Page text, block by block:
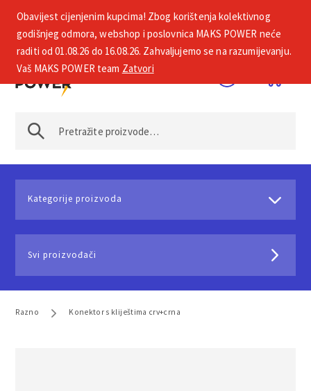
+385 1 2002 575
Kategorije proizvoda
Svi proizvođači
Razno Konektor s kliještima crv+crna
Obavijest cijenjenim kupcima! Zbog korištenja kolektivnog
godišnjeg odmora, webshop i poslovnica MAKS POWER neće
raditi od 01.08.26 do 16.08.26. Zahvaljujemo se na razumijevanju.
Vaš MAKS POWER team Zatvori